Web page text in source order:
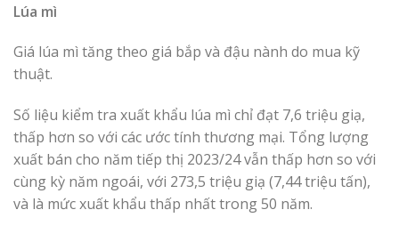
Lúa mì
Giá lúa mì tăng theo giá bắp và đậu nành do mua kỹ
thuật.
Số liệu kiểm tra xuất khẩu lúa mì chỉ đạt 7,6 triệu giạ,
thấp hơn so với các ước tính thương mại. Tổng lượng
xuất bán cho năm tiếp thị 2023/24 vẫn thấp hơn so với
cùng kỳ năm ngoái, với 273,5 triệu giạ (7,44 triệu tấn),
và là mức xuất khẩu thấp nhất trong 50 năm.